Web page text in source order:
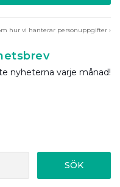
hur vi hanterar personuppgifter ›
nyheterna varje månad!
SÖK